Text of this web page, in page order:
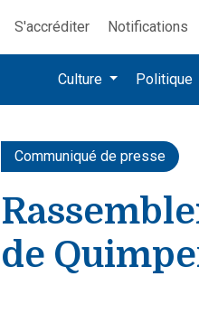
S'accréditer Notifications
Culture Politique
Communiqué de presse
de